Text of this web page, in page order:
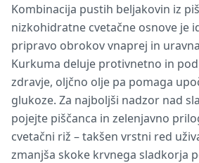
Kombinacija pustih beljakovin iz
nizkohidratne cvetačne osnove je
pripravo obrokov vnaprej in
Kurkuma deluje protivnetno in
zdravje, oljčno olje pa pomaga
glukoze. Za najboljši nadzor nad
pojejte piščanca in zelenjavno
cvetačni riž – takšen vrstni red
zmanjša skoke krvnega sladkorja